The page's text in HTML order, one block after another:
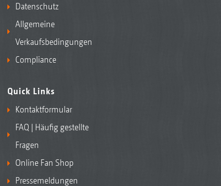
Datenschutz
Allgemeine
Verkaufsbedingungen
Compliance
Quick Links
Kontaktformular
FAQ | Häufig gestellte
Fragen
Online Fan Shop
Pressemeldungen